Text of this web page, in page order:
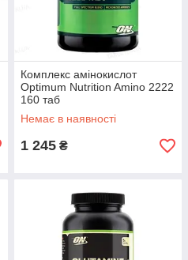
Комплекс амінокислот
Optimum Nutrition Amino 2222
160 таб
Немає в наявності
1 245 ₴